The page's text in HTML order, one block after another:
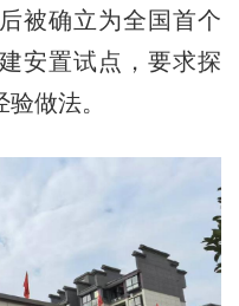
被确立为全国首个
安置试点，要求探
做法。